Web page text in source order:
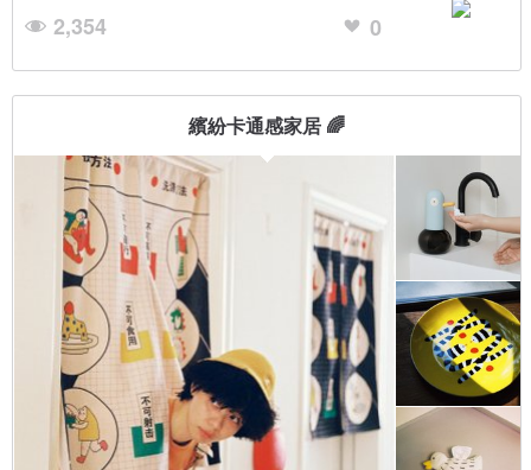
2,354 0
繽紛卡通感家居 🌈